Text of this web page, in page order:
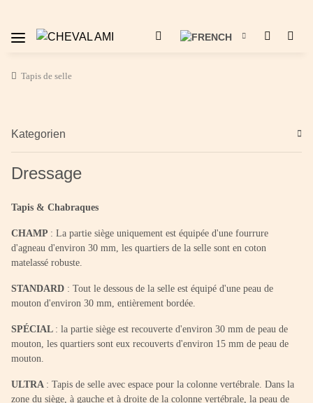
Tapis de selle
Dressage
Tapis & Chabraques
CHAMP : La partie siège uniquement est équipée d'une fourrure
d'agneau d'environ 30 mm, les quartiers de la selle sont en coton
matelassé robuste.
STANDARD : Tout le dessous de la selle est équipé d'une peau de
mouton d'environ 30 mm, entièrement bordée.
SPÉCIAL : la partie siège est recouverte d'environ 30 mm de peau de
mouton, les quartiers sont eux recouverts d'environ 15 mm de peau de
mouton.
ULTRA : Tapis de selle avec espace pour la colonne vertébrale. Dans la
zone du siège, à gauche et à droite de la colonne vertébrale, la peau de
Kategorien